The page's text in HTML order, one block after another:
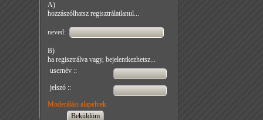
A)
hozzászólhatsz regisztrálatlanul...
neved:
B)
ha regisztrálva vagy, bejelentkezhetsz...
usernév ::
jelszó ::
Moderálási alapelvek